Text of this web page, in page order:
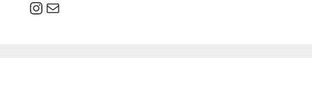
Instagram
E-Mail